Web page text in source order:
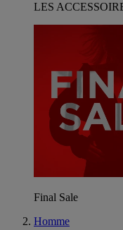
LES
Final Sale
Homme